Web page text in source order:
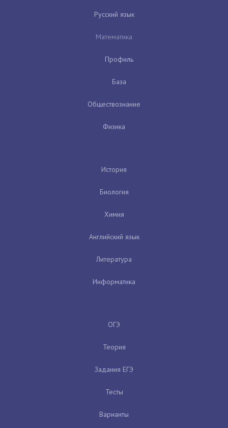
Русский язык
Математика
Профиль
База
Обществознание
Физика
История
Биология
Химия
Английский язык
Литература
Информатика
ОГЭ
Теория
Задания ЕГЭ
Тесты
Варианты